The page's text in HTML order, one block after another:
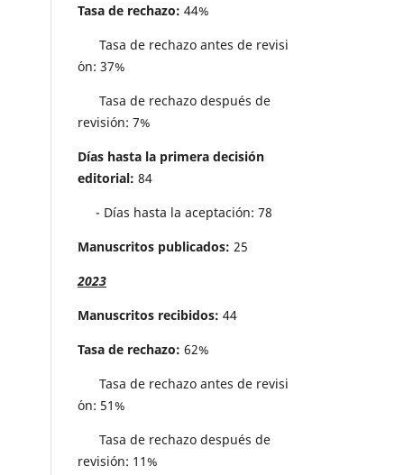
Tasa de rechazo: 44%
Tasa de rechazo antes de revisi
´on: 37%
Tasa de rechazo después de
revisión: 7%
Días hasta la primera decisión
editorial: 84
- Días hasta la aceptación: 78
Manuscritos publicados: 25
2023
Manuscritos recibidos: 44
Tasa de rechazo: 62%
Tasa de rechazo antes de revisi
´on: 51%
Tasa de rechazo después de
revisión: 11%